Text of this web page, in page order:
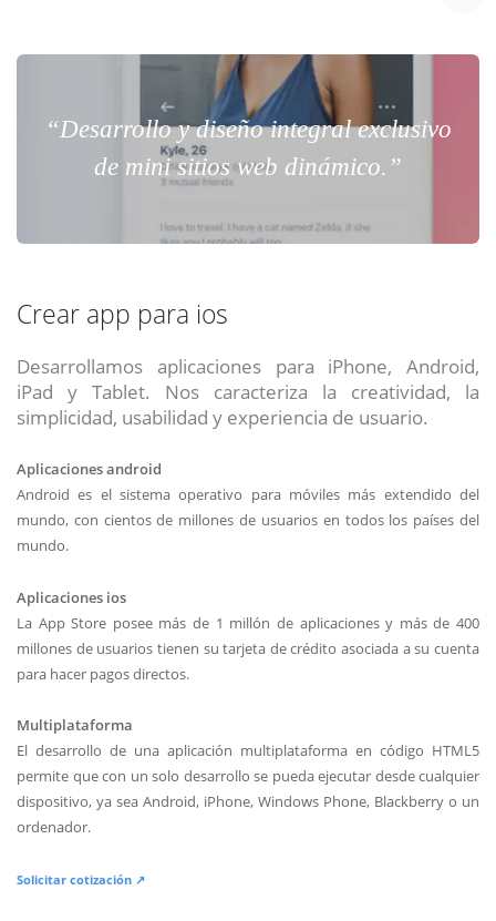
“Desarrollo y diseño integral exclusivo
de mini sitios web dinámico.”
Crear app para ios
Desarrollamos aplicaciones para iPhone, Android,
iPad y Tablet. Nos caracteriza la creatividad, la
simplicidad, usabilidad y experiencia de usuario.
Aplicaciones android
Android es el sistema operativo para móviles más extendido del
mundo, con cientos de millones de usuarios en todos los países del
mundo.
Aplicaciones ios
La App Store posee más de 1 millón de aplicaciones y más de 400
millones de usuarios tienen su tarjeta de crédito asociada a su cuenta
para hacer pagos directos.
Multiplataforma
El desarrollo de una aplicación multiplataforma en código HTML5
permite que con un solo desarrollo se pueda ejecutar desde cualquier
dispositivo, ya sea Android, iPhone, Windows Phone, Blackberry o un
ordenador.
Solicitar cotización ↗